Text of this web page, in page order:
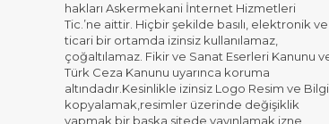
hakları Askermekani İnternet Hizmetleri
Tic.’ne aittir. Hiçbir şekilde basılı, elektronik ve
ticari bir ortamda izinsiz kullanılamaz,
çoğaltılamaz. Fikir ve Sanat Eserleri Kanunu
Türk Ceza Kanunu uyarınca koruma
altındadır.Kesinlikle izinsiz Logo Resim ve Bilgi
kopyalamak,resimler üzerinde değişiklik
yapmak bir başka sitede yayınlamak izne